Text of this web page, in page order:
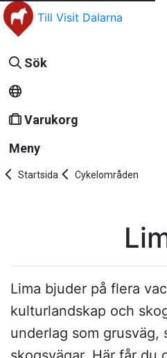
Till Visit Dalarna
Sök
Varukorg
Meny
Startsida Cykelområden
Lima bjuder på flera
kulturlandskap och
underlag som